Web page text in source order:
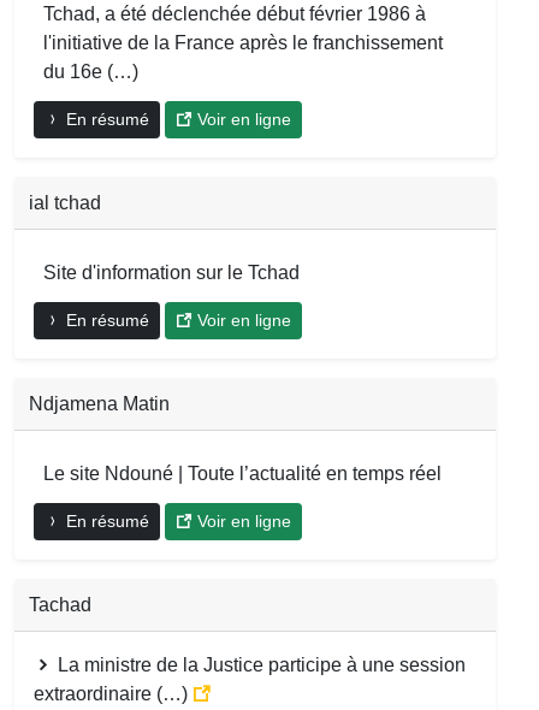
Tchad, a été déclenchée début février 1986 à
l'initiative de la France après le franchissement
du 16e (…)
En résumé Voir en ligne
ial tchad
Site d'information sur le Tchad
En résumé Voir en ligne
Ndjamena Matin
Le site Ndouné | Toute l’actualité en temps réel
En résumé Voir en ligne
Tachad
La ministre de la Justice participe à une session
extraordinaire (…)